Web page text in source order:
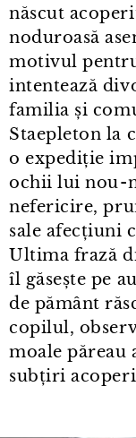
născut
noduroasă
motivul
intentează
familia și
Staepleton la
o expediție
ochii lui nou⁠-⁠
nefericire,
sale afecțiuni
Ultima frază
îl găsește pe
de pământ
copilul,
moale păreau
subțiri